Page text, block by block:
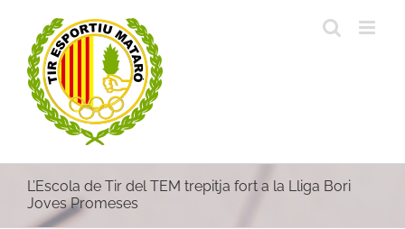
content
L’Escola de Tir del TEM trepitja fort a la Lliga Bori
Joves Promeses